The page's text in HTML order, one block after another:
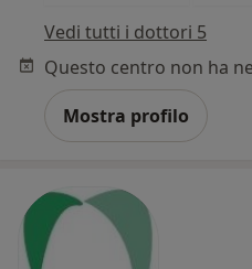
Vedi tutti i dottori 5
Mostra profilo